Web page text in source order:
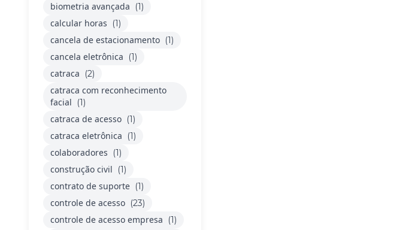
biometria avançada (1)
calcular horas (1)
cancela de estacionamento (1)
cancela eletrônica (1)
catraca (2)
catraca com reconhecimento
facial
(1)
catraca de acesso (1)
catraca eletrônica (1)
colaboradores (1)
construção civil (1)
contrato de suporte (1)
controle de acesso (23)
controle de acesso empresa (1)